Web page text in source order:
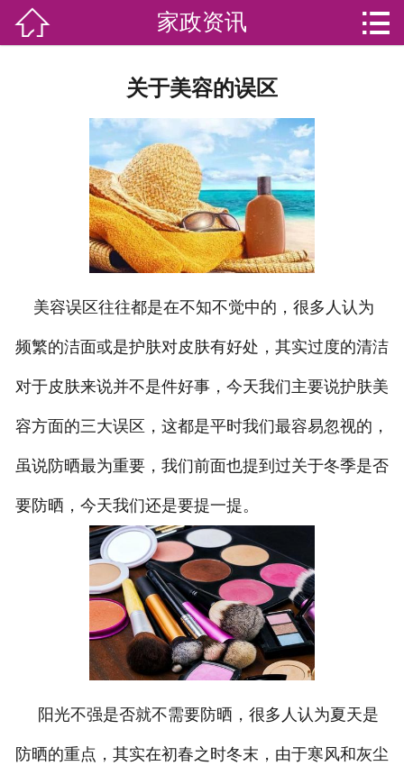
加盟苏家联
荣誉资质
家政资讯
你问我答
关于我们
联系我们
 家政资讯 
关于美容的误区
美容误区往往都是在不知不觉中的，很多人认为
频繁的洁面或是护肤对皮肤有好处，其实过度的清洁
对于皮肤来说并不是件好事，今天我们主要说护肤美
容方面的三大误区，这都是平时我们最容易忽视的，
虽说防晒最为重要，我们前面也提到过关于冬季是否
要防晒，今天我们还是要提一提。
阳光不强是否就不需要防晒，很多人认为夏天是
防晒的重点，其实在初春之时冬末，由于寒风和灰尘